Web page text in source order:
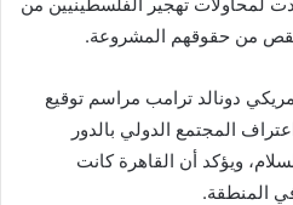
من حقوقهم المشروعة.
دونالد ترامب مراسم توقيع
المجتمع الدولي بالدور
ويؤكد أن القاهرة كانت
المنطقة.